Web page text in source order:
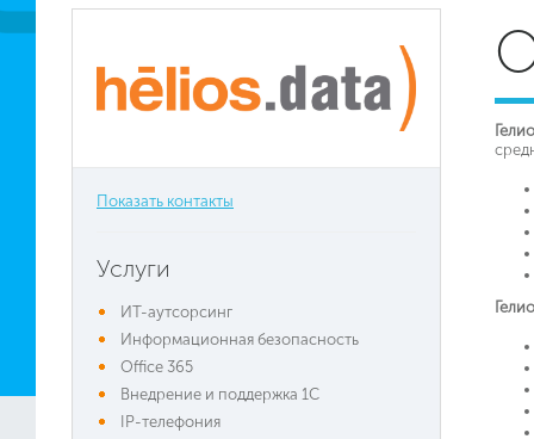
Показать контакты
Услуги
ИТ-аутсорсинг
Информационная безопасность
Office 365
Внедрение и поддержка 1C
IP-телефония